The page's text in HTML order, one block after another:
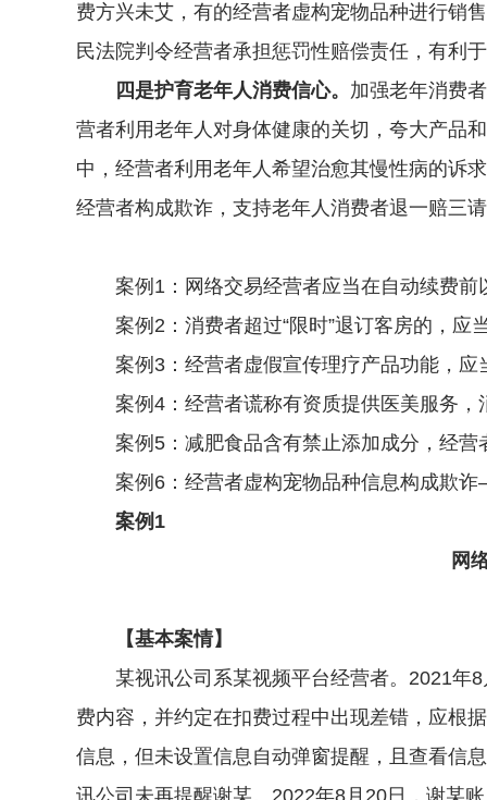
费方兴未艾，有的经营者虚构宠物品种进行销
民法院判令经营者承担惩罚性赔偿责任，有利
四是护育老年人消费信心。 加强老年消费
营者利用老年人对身体健康的关切，夸大产品
中，经营者利用老年人希望治愈其慢性病的诉
经营者构成欺诈，支持老年人消费者退一赔三
案例1：网络交易经营者应当在自动续费前
案例2：消费者超过“限时”退订客房的，应
案例3：经营者虚假宣传理疗产品功能，应
案例4：经营者谎称有资质提供医美服务，
案例5：减肥食品含有禁止添加成分，经营
案例6：经营者虚构宠物品种信息构成欺诈
案例1
网
【基本案情】
某视讯公司系某视频平台经营者。2021年8
费内容，并约定在扣费过程中出现差错，应根
信息，但未设置信息自动弹窗提醒，且查看信
讯公司未再提醒谢某。2022年8月20日，谢某